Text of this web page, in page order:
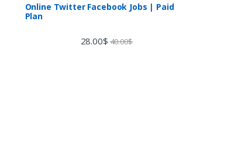
Online Twitter Facebook Jobs | Paid
Plan
28.00$ 40.00$